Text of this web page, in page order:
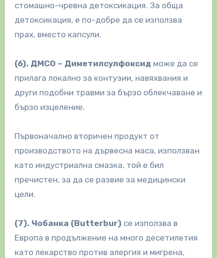
стомашно-чревна детоксикация. За обща
детоксикация, е по-добре да се използва
прах, вместо капсули.
(6). ДМСО – Диметилсулфоксид може да се
прилага локално за контузии, навяхвания и
други подобни травми за бързо облекчаване и
бързо изцеление.
Първоначално вторичен продукт от
производството на дървесна маса, използван
като индустриална смазка, той е бил
пречистен, за да се развие за медицински
цели.
(7). Чобанка (Butterbur) се използва в
Европа в продължение на много десетилетия
като лекарство против алергия и мигрена,